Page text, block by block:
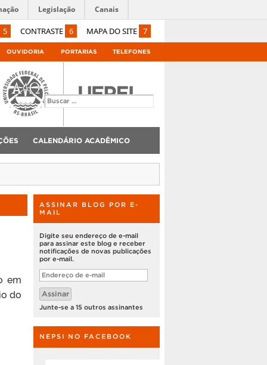
5 CONTRASTE 6 MAPA DO SITE 7
Legislação Canais
OUVIDORIA PORTARIAS TELEFONES
CALENDÁRIO ACADÊMICO
em
do
ASSINAR BLOG POR E-
MAIL
Digite seu endereço de e-mail
para assinar este blog e receber
notificações de novas publicações
por e-mail.
Endereço
de
e-
mail
Assinar
Junte-se a 15 outros assinantes
NEPSI NO FACEBOOK